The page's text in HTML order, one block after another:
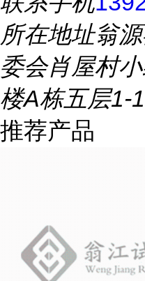
所在地址翁
委会肖屋村
楼A栋五层1-
推荐产品